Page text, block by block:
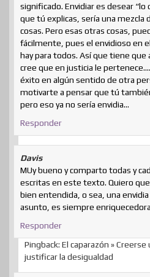
significado. Envidiar es desear “lo
que tú explicas, sería una mezcla
cosas. Pero esas otras cosas,
fácilmente, pues el envidioso en
hay para todos. Así que tiene
cree que en justicia le
éxito en algún sentido de otra
motivarte a pensar que tú
pero eso ya no sería envidia…
Responder
Davis
MUy bueno y comparto todas y
escritas en este texto. Quiero
bien entendida, o sea, una
asunto, es siempre
Responder
Pingback: El caparazón »
justificar la desigualdad